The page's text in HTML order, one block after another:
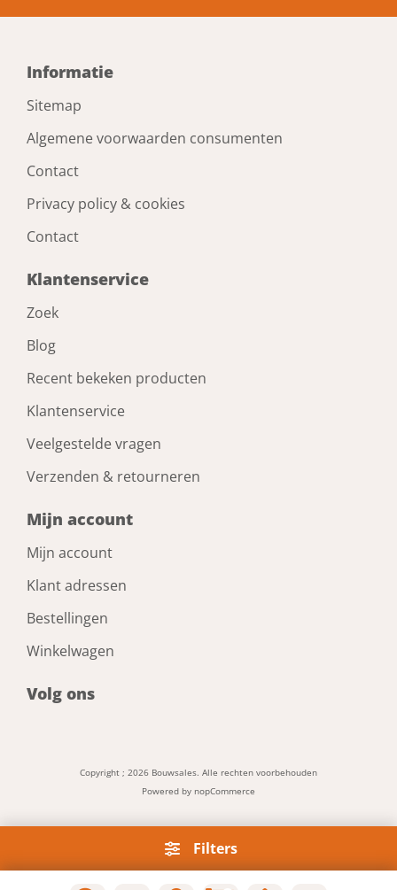
Filters
Informatie
Sitemap
Algemene voorwaarden consumenten
Contact
Privacy policy & cookies
Contact
Klantenservice
Zoek
Blog
Recent bekeken producten
Klantenservice
Veelgestelde vragen
Verzenden & retourneren
Mijn account
Mijn account
Klant adressen
Bestellingen
Winkelwagen
Volg ons
Copyright ; 2026 Bouwsales. Alle rechten voorbehouden
Powered by nopCommerce